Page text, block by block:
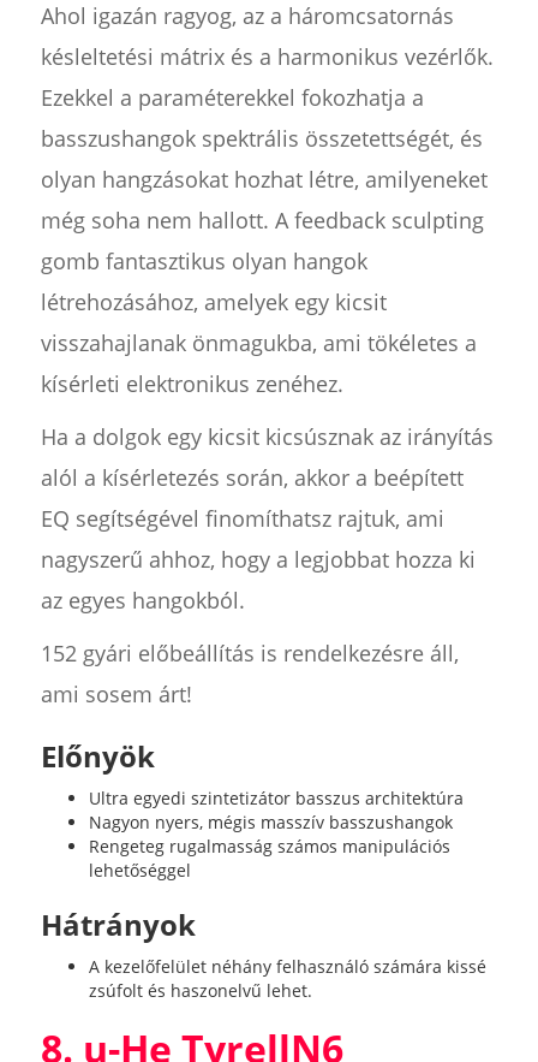
Ahol igazán ragyog, az a háromcsatornás
késleltetési mátrix és a harmonikus vezérlők.
Ezekkel a paraméterekkel fokozhatja a
basszushangok spektrális összetettségét, és
olyan hangzásokat hozhat létre, amilyeneket
még soha nem hallott. A feedback sculpting
gomb fantasztikus olyan hangok
létrehozásához, amelyek egy kicsit
visszahajlanak önmagukba, ami tökéletes a
kísérleti elektronikus zenéhez.
Ha a dolgok egy kicsit kicsúsznak az irányítás
alól a kísérletezés során, akkor a beépített
EQ segítségével finomíthatsz rajtuk, ami
nagyszerű ahhoz, hogy a legjobbat hozza ki
az egyes hangokból.
152 gyári előbeállítás is rendelkezésre áll,
ami sosem árt!
Előnyök
Ultra egyedi szintetizátor basszus architektúra
Nagyon nyers, mégis masszív basszushangok
Rengeteg rugalmasság számos manipulációs
lehetőséggel
Hátrányok
A kezelőfelület néhány felhasználó számára kissé
zsúfolt és haszonelvű lehet.
8. u-He TyrellN6